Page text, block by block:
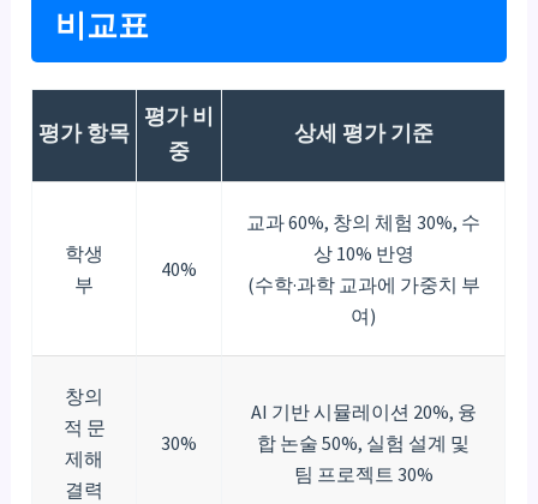
비교표
평가 항목
평가 비
중
상세 평가 기준
학생
부
40%
교과 60%, 창의 체험 30%, 수
상 10% 반영
(수학·과학 교과에 가중치 부
여)
창의
적 문
제해
결력
30%
AI 기반 시뮬레이션 20%, 융
합 논술 50%, 실험 설계 및
팀 프로젝트 30%